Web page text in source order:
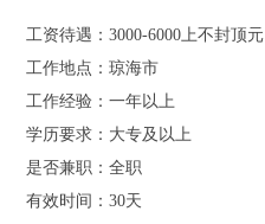
工资待遇：3000-6000上不封顶元
工作地点：琼海市
工作经验：一年以上
学历要求：大专及以上
是否兼职：全职
有效时间：30天